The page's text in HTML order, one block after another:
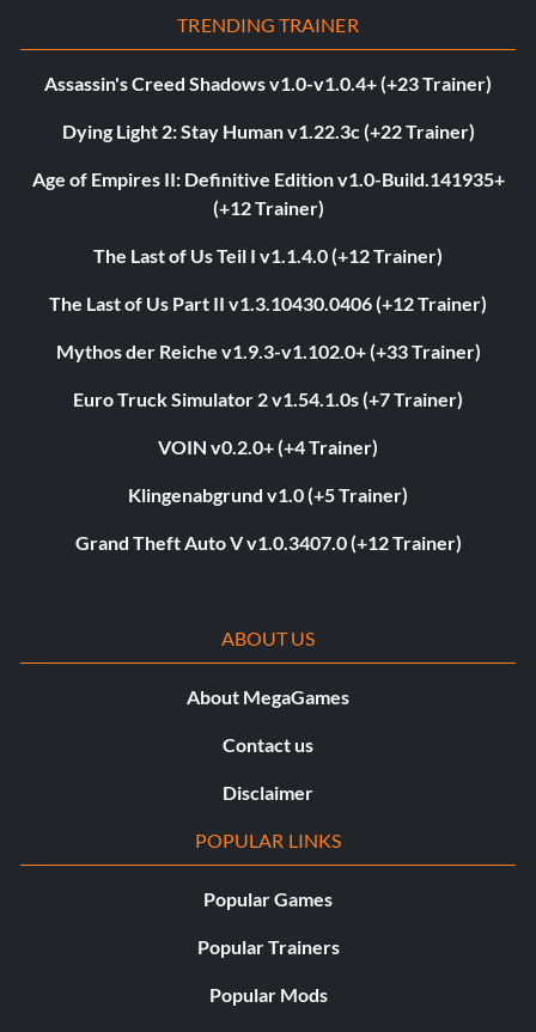
TRENDING TRAINER
Assassin's Creed Shadows v1.0-v1.0.4+ (+23 Trainer)
Dying Light 2: Stay Human v1.22.3c (+22 Trainer)
Age of Empires II: Definitive Edition v1.0-Build.141935+
(+12 Trainer)
The Last of Us Teil I v1.1.4.0 (+12 Trainer)
The Last of Us Part II v1.3.10430.0406 (+12 Trainer)
Mythos der Reiche v1.9.3-v1.102.0+ (+33 Trainer)
Euro Truck Simulator 2 v1.54.1.0s (+7 Trainer)
VOIN v0.2.0+ (+4 Trainer)
Klingenabgrund v1.0 (+5 Trainer)
Grand Theft Auto V v1.0.3407.0 (+12 Trainer)
ABOUT US
About MegaGames
Contact us
Disclaimer
POPULAR LINKS
Popular Games
Popular Trainers
Popular Mods